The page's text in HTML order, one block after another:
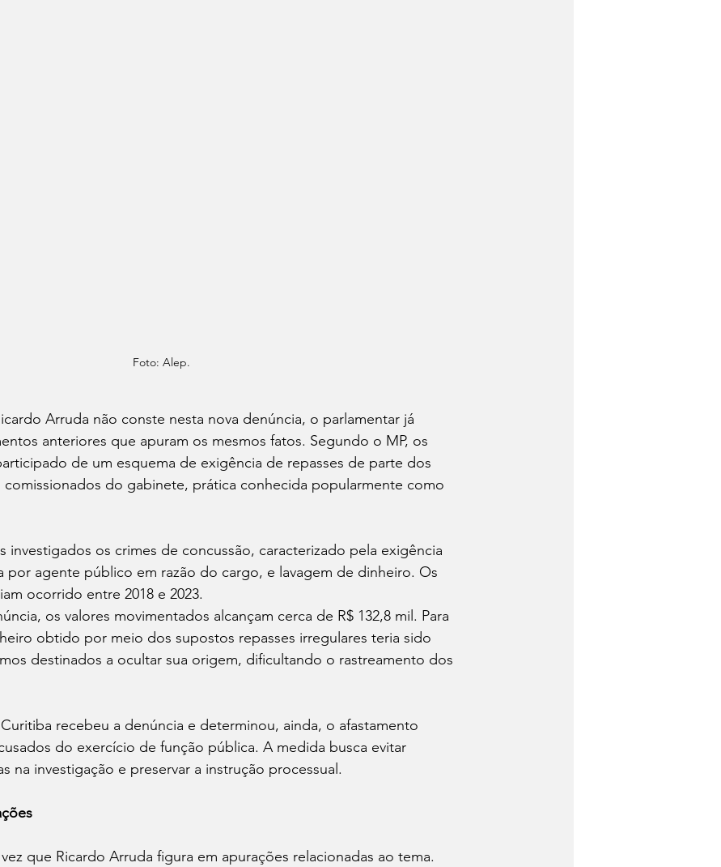
Foto: Alep.
Arruda não conste nesta nova denúncia, o parlamentar já
anteriores que apuram os mesmos fatos. Segundo o MP, os
de um esquema de exigência de repasses de parte dos
comissionados do gabinete, prática conhecida popularmente como
investigados os crimes de concussão, caracterizado pela exigência
por agente público em razão do cargo, e lavagem de dinheiro. Os
ocorrido entre 2018 e 2023.
os valores movimentados alcançam cerca de R$ 132,8 mil. Para
obtido por meio dos supostos repasses irregulares teria sido
destinados a ocultar sua origem, dificultando o rastreamento dos
Curitiba recebeu a denúncia e determinou, ainda, o afastamento
do exercício de função pública. A medida busca evitar
na investigação e preservar a instrução processual.
que Ricardo Arruda figura em apurações relacionadas ao tema.